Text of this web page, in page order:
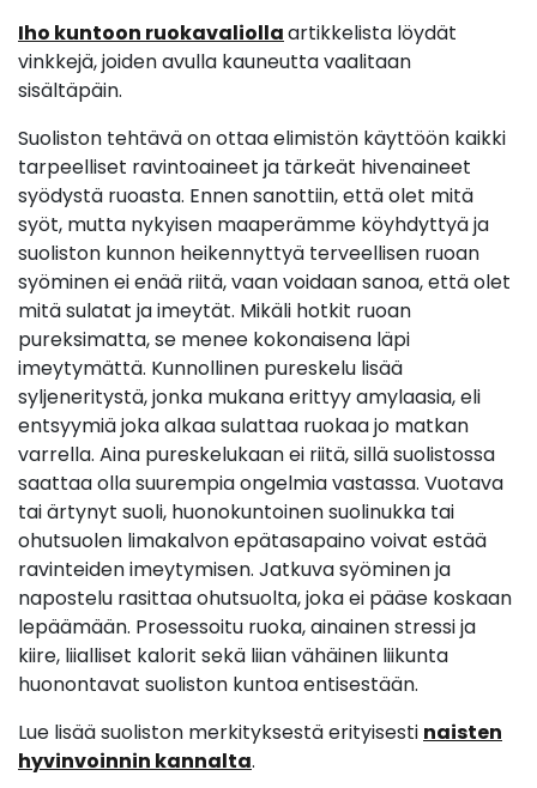
Iho kuntoon ruokavaliollaartikkelista löydät
vinkkejä, joiden avulla kauneutta vaalitaan
sisältäpäin.
Suoliston tehtävä on ottaa elimistön käyttöön kaikki
tarpeelliset ravintoaineet ja tärkeät hivenaineet
syödystä ruoasta. Ennen sanottiin, että olet mitä
syöt, mutta nykyisen maaperämme köyhdyttyä ja
suoliston kunnon heikennyttyä terveellisen ruoan
syöminen ei enää riitä, vaan voidaan sanoa, että olet
mitä sulatat ja imeytät. Mikäli hotkit ruoan
pureksimatta, se menee kokonaisena läpi
imeytymättä. Kunnollinen pureskelu lisää
syljeneritystä, jonka mukana erittyy amylaasia, eli
entsyymiä joka alkaa sulattaa ruokaa jo matkan
varrella. Aina pureskelukaan ei riitä, sillä suolistossa
saattaa olla suurempia ongelmia vastassa. Vuotava
tai ärtynyt suoli, huonokuntoinen suolinukka tai
ohutsuolen limakalvon epätasapaino voivat estää
ravinteiden imeytymisen. Jatkuva syöminen ja
napostelu rasittaa ohutsuolta, joka ei pääse koskaan
lepäämään. Prosessoitu ruoka, ainainen stressi ja
kiire, liialliset kalorit sekä liian vähäinen liikunta
huonontavat suoliston kuntoa entisestään.
Lue lisää suoliston merkityksestä erityisesti naisten
hyvinvoinnin kannalta.